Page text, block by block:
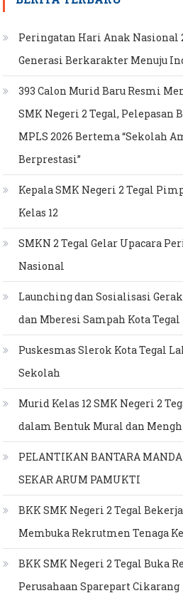
Peringatan Hari Anak Nasional
Generasi Berkarakter Menuju
393 Calon Murid Baru Resmi
SMK Negeri 2 Tegal,
MPLS 2026 Bertema “Sekolah
Berprestasi”
Kepala SMK Negeri 2 Tegal
Kelas 12
SMKN 2 Tegal Gelar Upacara
Nasional
Launching dan Sosialisasi
dan Mberesi Sampah Kota Tegal
Puskesmas Slerok Kota Tegal
Sekolah
Murid Kelas 12 SMK Negeri 2
dalam Bentuk Mural dan
PELANTIKAN BANTARA
SEKAR ARUM PAMUKTI
BKK SMK Negeri 2 Tegal
Membuka Rekrutmen Tenaga
BKK SMK Negeri 2 Tegal Buka
Perusahaan Sparepart Cikarang